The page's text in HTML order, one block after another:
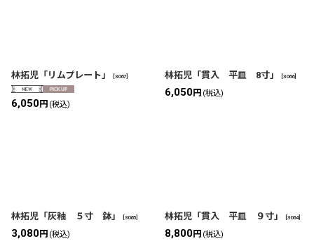
林拓児「リムプレート」 3067
6,050円 (税込)
林拓児「貫入 平皿 8寸」 3066]
6,050円 (税込)
林拓児「灰釉 ５寸 鉢」 3065
3,080円 (税込)
林拓児「貫入 平皿 ９寸」 3064]
8,800円 (税込)